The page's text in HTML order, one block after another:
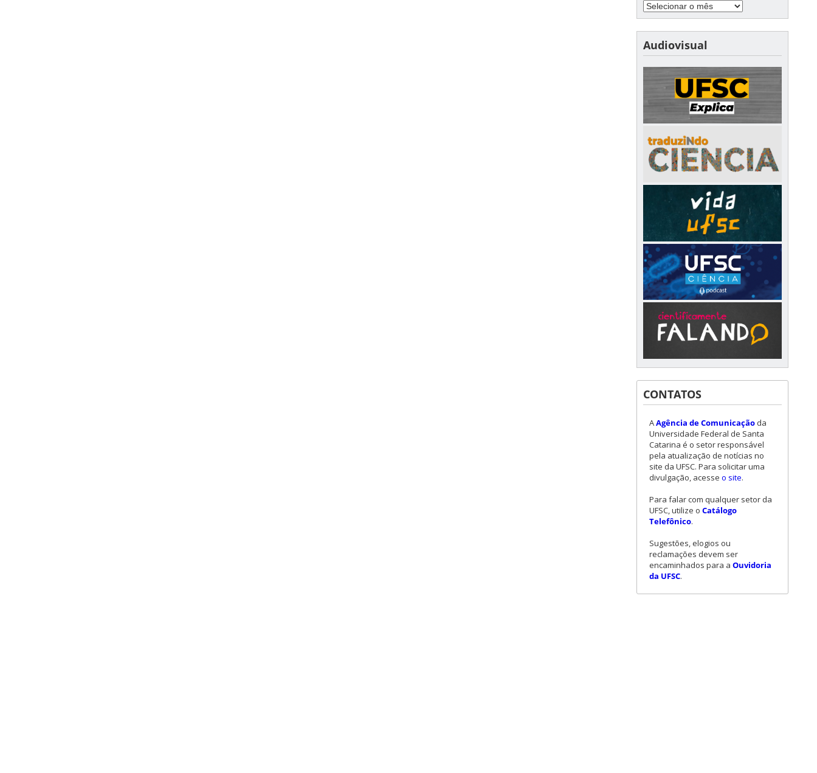
Audiovisual
CONTATOS
AAgência de Comunicação da
Universidade Federal de Santa
Catarina é o setor responsável
pela atualização de notícias no
site da UFSC. Para solicitar uma
divulgação, acesse o site.
Para falar com qualquer setor da
UFSC, utilize o Catálogo
Telefônico.
Sugestões, elogios ou
reclamações devem ser
encaminhados para a Ouvidoria
da UFSC.